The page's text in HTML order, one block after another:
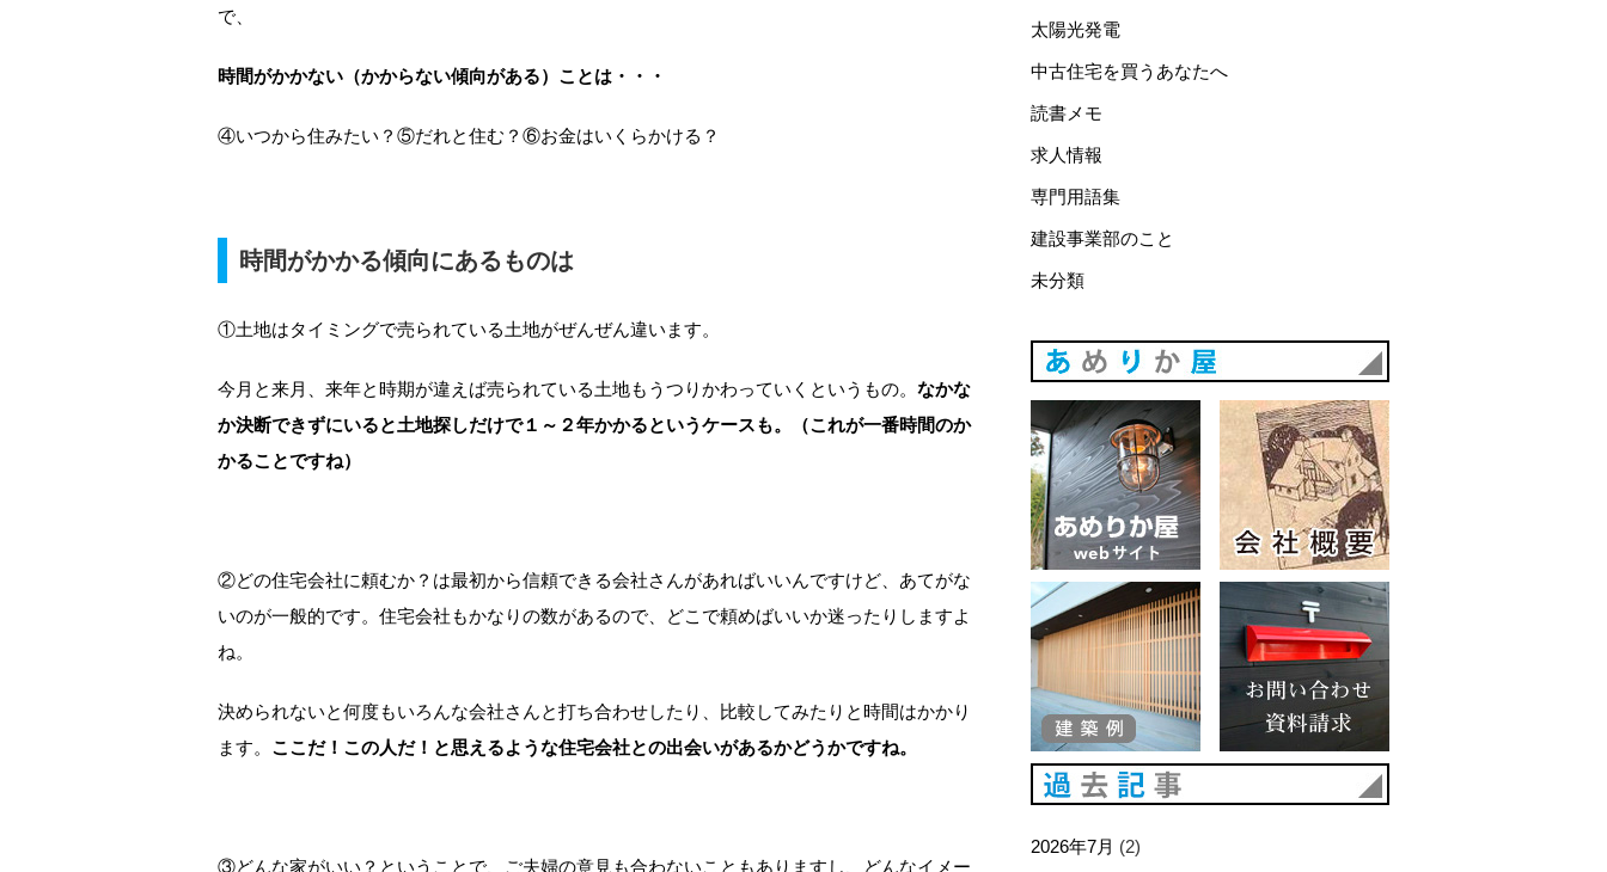
で、
時間がかかない（かからない傾向がある）ことは・・・
④いつから住みたい？⑤だれと住む？⑥お金はいくらかける？
時間がかかる傾向にあるものは
①土地はタイミングで売られている土地がぜんぜん違います。
今月と来月、来年と時期が違えば売られている土地もうつりかわっていくというもの。 なかな
か決断できずにいると土地探しだけで１～２年かかるというケースも。（これが一番時間のか
かることですね）
②どの住宅会社に頼むか？は最初から信頼できる会社さんがあればいいんですけど、あてがな
いのが一般的です。住宅会社もかなりの数があるので、どこで頼めばいいか迷ったりしますよ
ね。
決められないと何度もいろんな会社さんと打ち合わせしたり、比較してみたりと時間はかかり
ます。 ここだ！この人だ！と思えるような住宅会社との出会いがあるかどうかですね。
③どんな家がいい？ということで、ご夫婦の意見も合わないこともありますし、どんなイメー
太陽光発電
中古住宅を買うあなたへ
読書メモ
求人情報
専門用語集
建設事業部のこと
未分類
あめりか屋WEBサイト
2026年7月 (2)